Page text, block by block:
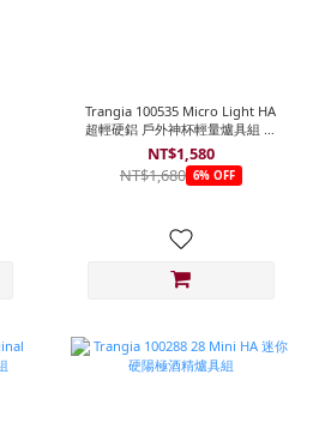
Trangia 100535 Micro Light HA
超輕硬鋁 戶外神杯輕量爐具組 紅
把手
NT$1,580
NT$1,680 6% OFF